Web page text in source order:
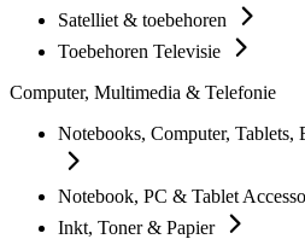
Satelliet & toebehoren
Toebehoren Televisie
Computer, Multimedia & Telefonie
Notebooks, Computer, Tablets,
Notebook, PC & Tablet
Inkt, Toner & Papier